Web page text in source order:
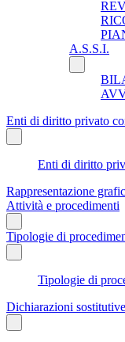
A.S.S.I.
Enti di diritto privato
Enti di diritto
Rappresentazione
Attività e procedimenti
Tipologie di
Tipologie di
Dichiarazioni